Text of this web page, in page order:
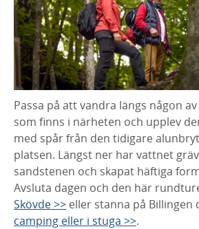
Passa på att vandra längs någon
som finns i närheten och upplev
med spår från den tidigare
platsen. Längst ner har vattnet
sandstenen och skapat häftiga
Avsluta dagen och den här
Skövde >> eller stanna på Billingen
camping eller i stuga >>.